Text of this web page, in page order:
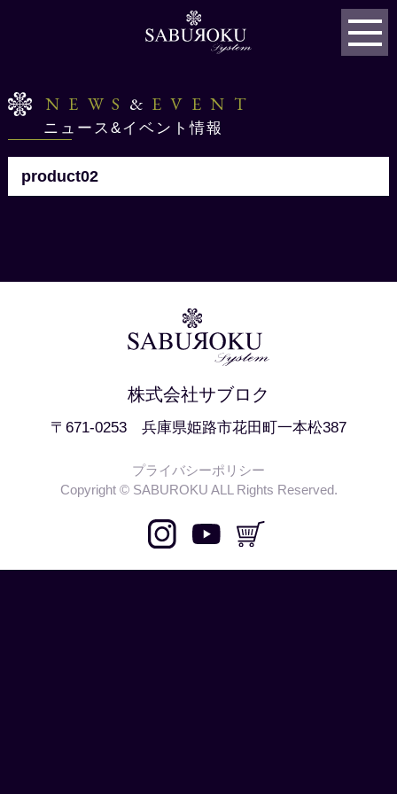
NEWS & EVENT
ニュース&イベント情報
product02
株式会社サブロク
〒671-0253 兵庫県姫路市花田町一本松387
プライバシーポリシー
Copyright © SABUROKU ALL Rights Reserved.